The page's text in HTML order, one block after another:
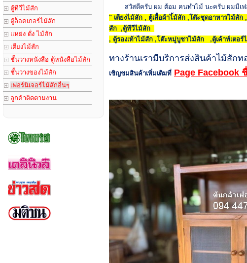
ตู้ทีวีไม้สัก
ตู้ล็อคเกอร์ไม้สัก
แหย่ง ตั่ง ไม้สัก
เตียงไม้สัก
ชั้นวางหนังสือ ตู้หนังสือไม้สัก
ชั้นวางของไม้สัก
เฟอร์นิเจอร์ไม้สักอื่นๆ
ลูกค้าติดตามงาน
สวัสดีครับ ผม ต้อม คนทำไม้ นะครับ ผมมีเ
" เตียงไม้สัก , ตู้เสื้อผ้าไ้ม้สัก ,โต๊ะชุดอาหารไม้สั
สัก ,ตู้ทีวีไม้สัก
, ตู้รองเท้าไม้สัก ,โต๊ะหมู่บูชาไม้สัก ,ตู้เค้าท์เตอ
ทางร้านเรามีบริการส่งสินค้าไม้สัก
เชิญชมสินค้าเพิ่มเติมที่ Page Facebook